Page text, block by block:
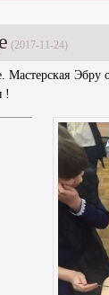
(2017-11-24)
Эбру
!